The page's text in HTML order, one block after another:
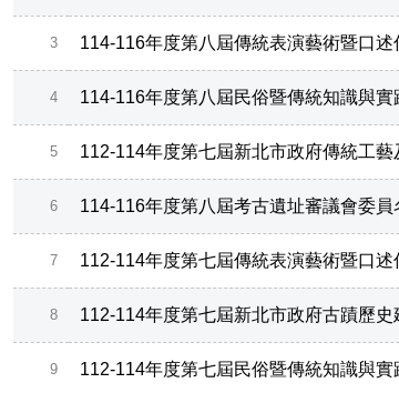
3 114-116年度第八屆傳統表演藝術暨口
4 114-116年度第八屆民俗暨傳統知識與
5 112-114年度第七屆新北市政府傳統工
6 114-116年度第八屆考古遺址審議會委員
7 112-114年度第七屆傳統表演藝術暨口
8 112-114年度第七屆新北市政府古蹟歷
9 112-114年度第七屆民俗暨傳統知識與